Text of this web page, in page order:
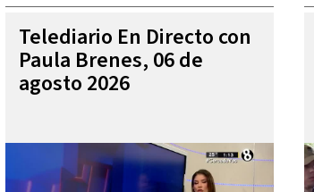
Telediario En Directo con
Paula Brenes, 06 de
agosto 2026